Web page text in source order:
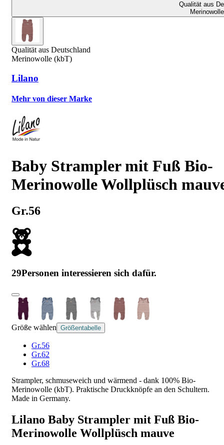
Qualität aus
Qualität aus Deutschland
Merinowolle (kbT)
Lilano
Mehr von dieser Marke
Baby Strampler mit Fuß Bio-
Merinowolle Wollplüsch
Gr.56
29Personen interessieren sich dafür.
Größe wählen Größentabelle
Gr.56
Gr.62
Gr.68
Strampler, schmuseweich und wärmend - dank 100% Bio-
Merinowolle (kbT). Praktische Druckknöpfe an den Schultern.
Made in Germany.
Lilano Baby Strampler mit Fuß Bio-
Merinowolle Wollplüsch mauve